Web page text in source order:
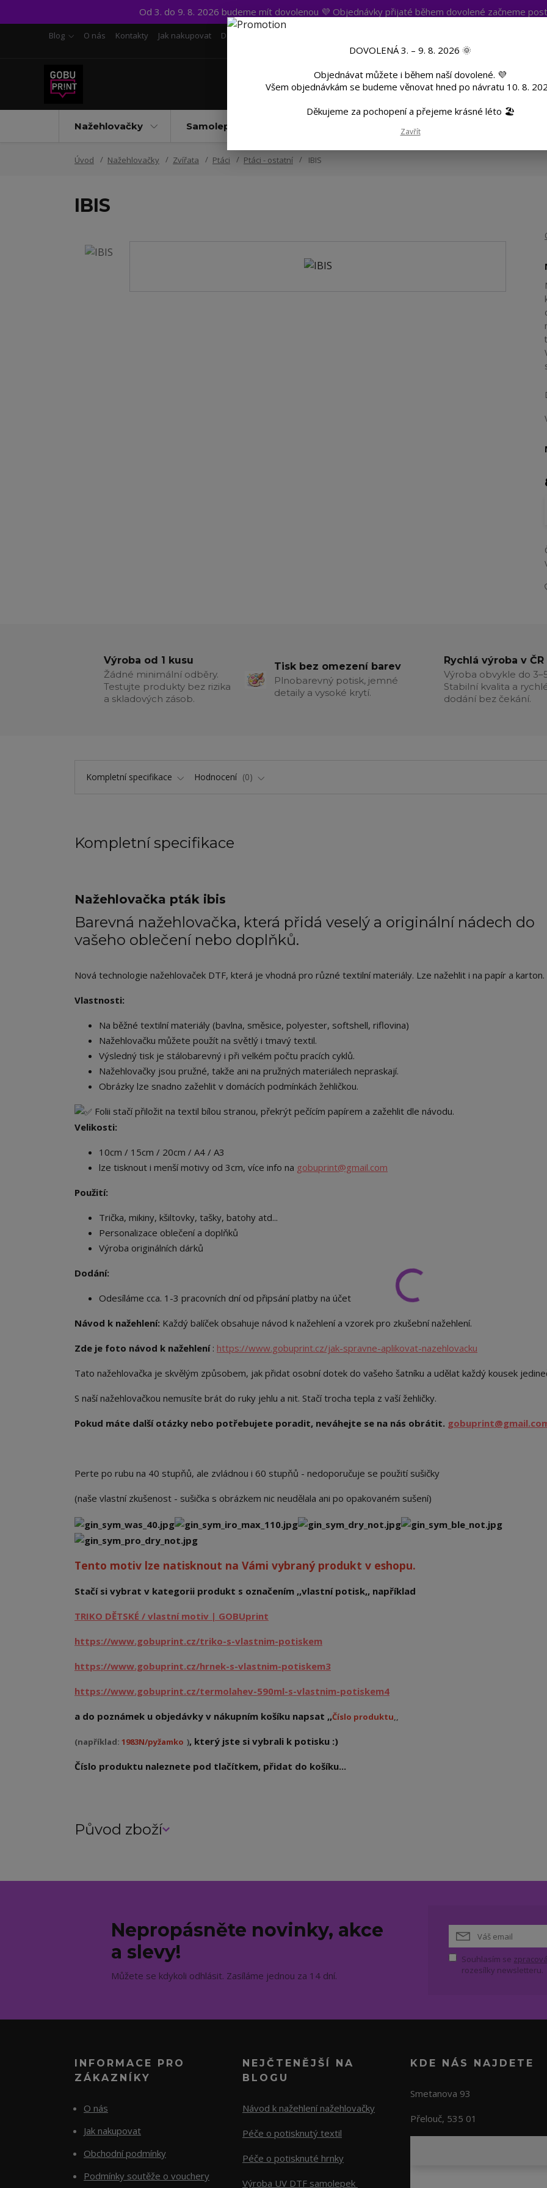
Od 3. do 9. 8. 2026 budeme mít dovolenou 💜 Objednávky přijaté během dovolené začneme
Blog O nás Kontakty Jak nakupovat Doprava a platba
Hledat
+420
Nažehlovačky Samolepky UV DTF
Úvod Nažehlovačky Zvířata Ptáci Ptáci - ostatní IBIS
IBIS
Výroba od 1 kusu
Žádné minimální odběry.
Testujte produkty bez rizika
a skladových zásob.
Tisk bez omezení barev
Plnobarevný potisk, jemné
detaily a vysoké krytí.
Rychlá výroba v ČR
Výroba obvykle do
Stabilní kvalita a
dodání bez čekání.
Kompletní specifikace Hodnocení 0
Kompletní specifikace
Nažehlovačka pták ibis
Barevná nažehlovačka, která přidá veselý a originální nádech do
vašeho oblečení nebo doplňků.
Nová technologie nažehlovaček DTF, která je vhodná pro různé textilní materiály. Lze nažehlit i na papír a karton.
Vlastnosti:
Na běžné textilní materiály (bavlna, směsice, polyester, softshell, riflovina)
Nažehlovačku můžete použít na světlý i tmavý textil.
Výsledný tisk je stálobarevný i při velkém počtu pracích cyklů.
Nažehlovačky jsou pružné, takže ani na pružných materiálech nepraskají.
Obrázky lze snadno zažehlit v domácích podmínkách žehličkou.
Folii stačí přiložit na textil bílou stranou, překrýt pečícím papírem a zažehlit dle návodu.
Velikosti:
10cm / 15cm / 20cm / A4 / A3
lze tisknout i menší motivy od 3cm, více info na gobuprint@gmail.com
Použití:
Trička, mikiny, kšiltovky, tašky, batohy atd...
Personalizace oblečení a doplňků
Výroba originálních dárků
Dodání:
Odesíláme cca. 1-3 pracovních dní od připsání platby na účet
Návod k nažehlení: Každý balíček obsahuje návod k nažehlení a vzorek pro zkušební nažehlení.
Zde je foto návod k nažehlení: https://www.gobuprint.cz/jak-spravne-aplikovat-nazehlovacku
Tato nažehlovačka je skvělým způsobem, jak přidat osobní dotek do vašeho šatníku a udělat každý kousek
S naší nažehlovačkou nemusíte brát do ruky jehlu a nit. Stačí trocha tepla z vaší žehličky.
Pokud máte další otázky nebo potřebujete poradit, neváhejte se na nás obrátit.
Perte po rubu na 40 stupňů, ale zvládnou i 60 stupňů - nedoporučuje se použití sušičky
(naše vlastní zkušenost - sušička s obrázkem nic neudělala ani po opakovaném sušení)
Tento motiv lze natisknout na Vámi vybraný produkt v eshopu.
Stačí si vybrat v kategorii produkt s označením ,,vlastní potisk,, například
TRIKO DĚTSKÉ / vlastní motiv | GOBUprint
https://www.gobuprint.cz/triko-s-vlastnim-potiskem
https://www.gobuprint.cz/hrnek-s-vlastnim-potiskem3
https://www.gobuprint.cz/termolahev-590ml-s-vlastnim-potiskem4
a do poznámek u objedávky v nákupním košíku napsat ,,Číslo produktu,,
(například: 1983N/pyžamko ), který jste si vybrali k potisku :)
Číslo produktu naleznete pod tlačítkem, přidat do košíku...
Původ zboží
Nepropásněte novinky, akce
a slevy!
Můžete se kdykoli odhlásit. Zasíláme jednou za 14 dní.
Souhlasím se
rozesílky newsletteru.
INFORMACE PRO
ZÁKAZNÍKY
O nás
Jak nakupovat
Obchodní podmínky
Podmínky soutěže o vouchery
NEJČTENĚJŠÍ NA
BLOGU
Návod k nažehlení nažehlovačky
Péče o potisknutý textil
Péče o potisknuté hrnky
Výroba UV DTF samolepek
KDE NÁS NAJDETE
Smetanova 93
Přelouč, 535 01
DOVOLENÁ 3. – 9. 8. 2026 🌞
Objednávat můžete i během naší dovolené. 💜
Všem objednávkám se budeme věnovat hned po návratu 10. 8.
Děkujeme za pochopení a přejeme krásné léto 🏖️
Zavřít